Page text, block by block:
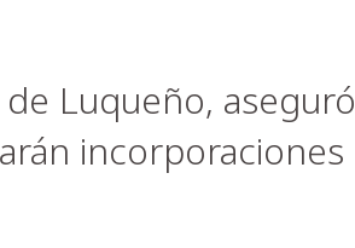
Luqueño, aseguró
incorporaciones